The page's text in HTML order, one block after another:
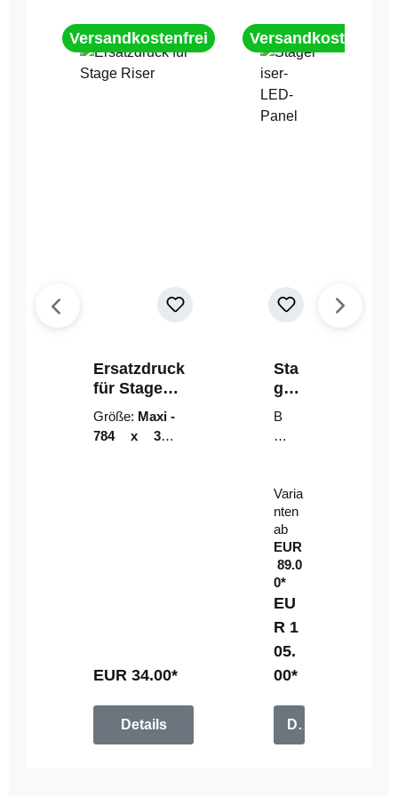
Versandkostenfrei
Ersatzdruck
für Stage
Riser
Größe: Maxi -
784 x 314
EUR 34.00*
Details
Versandkostenfrei
Sta
geri
ser-
LE
D-
el
B
un
mi
t
Fe
rn
be
di
en
u
n
g
Varia
nten
ab
EUR
89.0
0*
EU
R 1
05.
00*
Details